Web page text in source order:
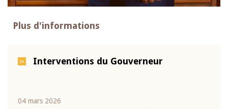
Plus d'informations
Interventions du Gouverneur
04 mars 2026